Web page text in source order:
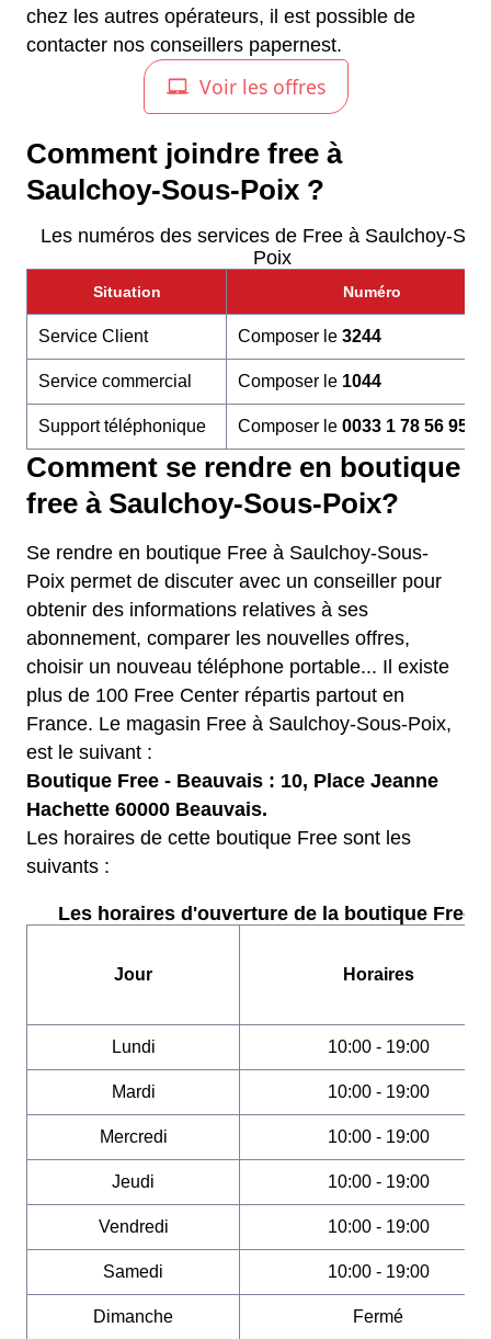
chez les autres opérateurs, il est possible de
contacter nos conseillers papernest.
Comment joindre free à
Saulchoy-Sous-Poix ?
Les numéros des services de Free à Saulchoy-
Poix
Situation Numéro
Service Client Composer le 3244
Service commercial Composer le 1044
Support téléphonique Composer le 0033 1 78 56 95 60
Comment se rendre en boutique
free à Saulchoy-Sous-Poix?
Se rendre en boutique Free à Saulchoy-Sous-
Poix permet de discuter avec un conseiller pour
obtenir des informations relatives à ses
abonnement, comparer les nouvelles offres,
choisir un nouveau téléphone portable... Il existe
plus de 100 Free Center répartis partout en
France. Le magasin Free à Saulchoy-Sous-Poix,
est le suivant :
Boutique Free - Beauvais : 10, Place Jeanne
Hachette 60000 Beauvais.
Les horaires de cette boutique Free sont les
suivants :
Les horaires d'ouverture de la boutique Free :
Jour Horaires
Lundi 10:00 - 19:00
Mardi 10:00 - 19:00
Mercredi 10:00 - 19:00
Jeudi 10:00 - 19:00
Vendredi 10:00 - 19:00
Samedi 10:00 - 19:00
Dimanche Fermé